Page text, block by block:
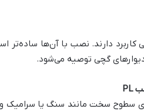
دارند. نصب با آن‌ها ساده‌تر
گچی توصیه می‌شود.
سطوح سخت مانند سنگ یا